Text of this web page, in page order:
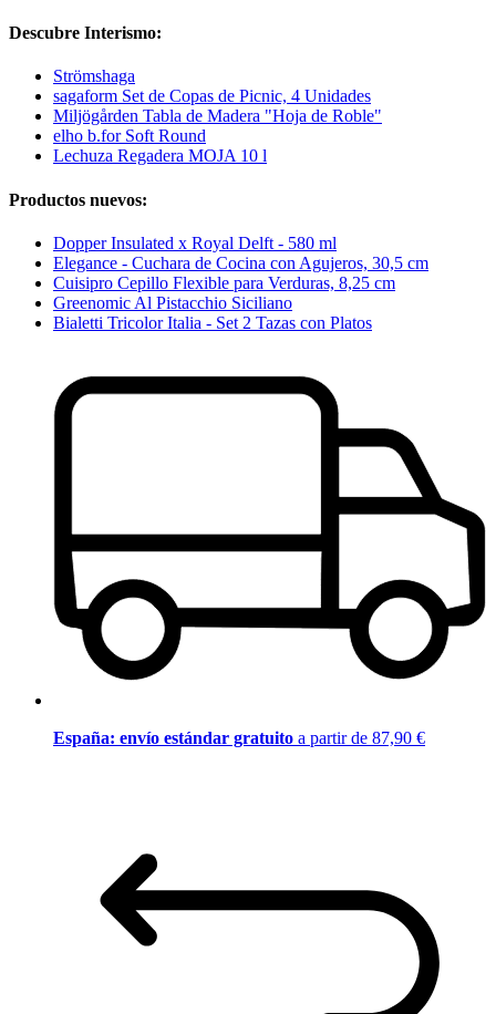
Descubre Interismo:
Strömshaga
sagaform Set de Copas de Picnic, 4 Unidades
Miljögården Tabla de Madera "Hoja de Roble"
elho b.for Soft Round
Lechuza Regadera MOJA 10 l
Productos nuevos:
Dopper Insulated x Royal Delft - 580 ml
Elegance - Cuchara de Cocina con Agujeros, 30,5 cm
Cuisipro Cepillo Flexible para Verduras, 8,25 cm
Greenomic Al Pistacchio Siciliano
Bialetti Tricolor Italia - Set 2 Tazas con Platos
España: envío estándar gratuito a partir de 87,90 €